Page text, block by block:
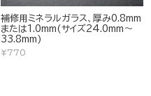
補修用ミネラルガラス、厚み0.8mm
または1.0mm(サイズ24.0mm～
33.8mm)
¥770